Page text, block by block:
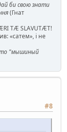
би свою знати
(Гнат
TÆ SLAVUTÆT!
«сатем», і не
"мышиный
#8